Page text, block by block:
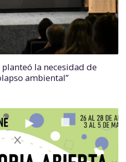
la necesidad de
ambiental”